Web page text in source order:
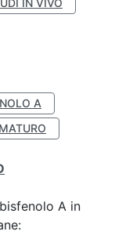
IN VIVO
A
A in